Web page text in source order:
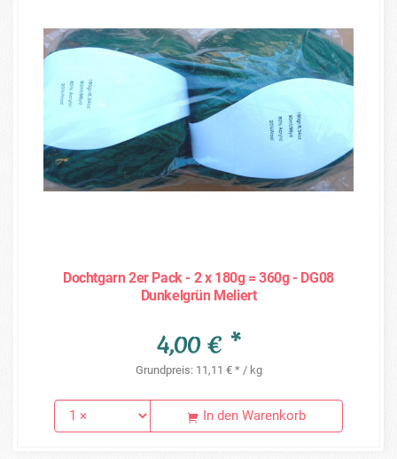
Dochtgarn 2er Pack - 2 x 180g = 360g - DG08
Dunkelgrün Meliert
4,00 € *
Grundpreis: 11,11 € * / kg
In den Warenkorb